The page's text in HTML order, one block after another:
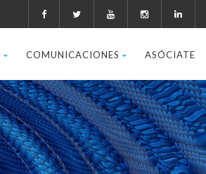
COMUNICACIONES ASÓCIATE